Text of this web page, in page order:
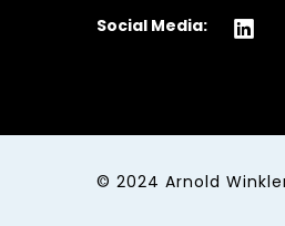
Social Media:
© 2024 Arnold